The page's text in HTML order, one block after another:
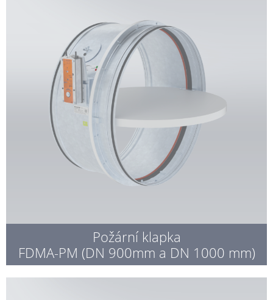
Požární klapka
FDMA-PM (DN 900mm a DN 1000 mm)